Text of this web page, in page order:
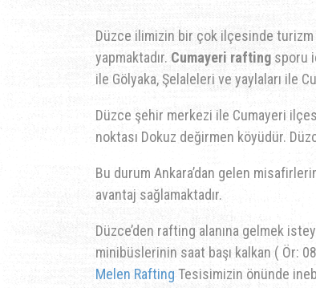
Düzce ilimizin bir çok ilçesinde
yapmaktadır. Cumayeri raftingsporu
ile Gölyaka, Şelaleleri ve yaylaları ile
Düzce şehir merkezi ile Cumayeri
noktası Dokuz değirmen köyüdür.
Bu durum Ankara’dan gelen
avantaj sağlamaktadır.
Düzce’den rafting alanına gelmek
minibüslerinin saat başı kalkan ( Ör:
Melen Rafting Tesisimizin önünde